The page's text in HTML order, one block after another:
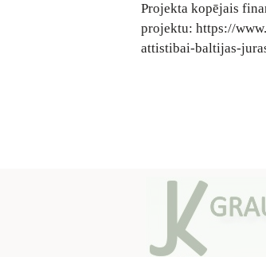
Projekta kopējais
projektu: https://
attistibai-baltijas-